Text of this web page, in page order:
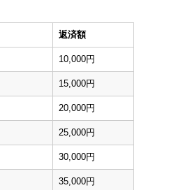
返済額
10,000円
15,000円
20,000円
25,000円
30,000円
35,000円